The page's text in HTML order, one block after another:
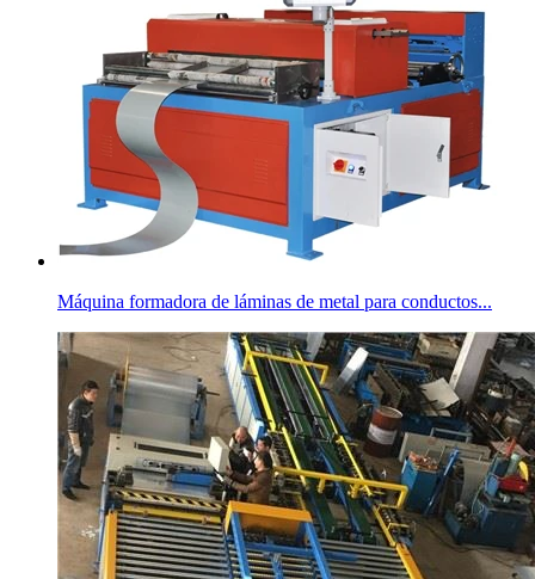
Máquina formadora de láminas de metal para conductos...